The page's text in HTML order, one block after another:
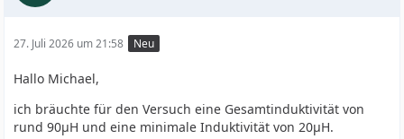
27. Juli 2026 um 21:58 Neu
Hallo Michael,
ich bräuchte für den Versuch eine Gesamtinduktivität von
rund 90µH und eine minimale Induktivität von 20µH.